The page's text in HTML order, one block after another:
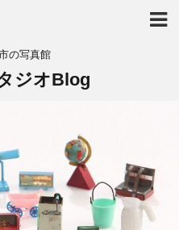
の写真館
ジオBlog